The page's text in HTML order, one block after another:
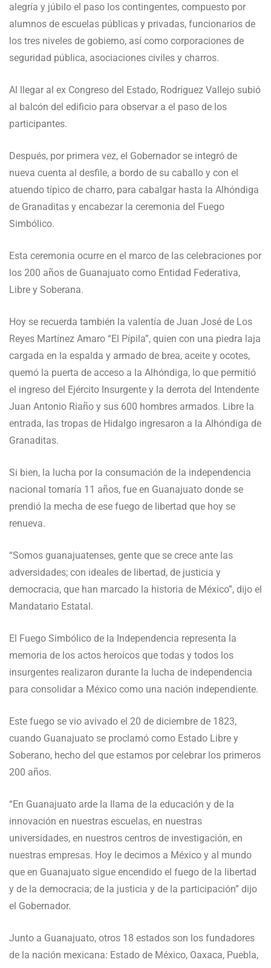
alegría y júbilo el paso los contingentes, compuesto por
alumnos de escuelas públicas y privadas, funcionarios de
los tres niveles de gobierno, así como corporaciones de
seguridad pública, asociaciones civiles y charros.
Al llegar al ex Congreso del Estado, Rodríguez Vallejo subió
al balcón del edificio para observar a el paso de los
participantes.
Después, por primera vez, el Gobernador se integró de
nueva cuenta al desfile, a bordo de su caballo y con el
atuendo típico de charro, para cabalgar hasta la Alhóndiga
de Granaditas y encabezar la ceremonia del Fuego
Simbólico.
Esta ceremonia ocurre en el marco de las celebraciones por
los 200 años de Guanajuato como Entidad Federativa,
Libre y Soberana.
Hoy se recuerda también la valentía de Juan José de Los
Reyes Martínez Amaro “El Pípila”, quien con una piedra laja
cargada en la espalda y armado de brea, aceite y ocotes,
quemó la puerta de acceso a la Alhóndiga, lo que permitió
el ingreso del Ejército Insurgente y la derrota del Intendente
Juan Antonio Riaño y sus 600 hombres armados. Libre la
entrada, las tropas de Hidalgo ingresaron a la Alhóndiga de
Granaditas.
Si bien, la lucha por la consumación de la independencia
nacional tomaría 11 años, fue en Guanajuato donde se
prendió la mecha de ese fuego de libertad que hoy se
renueva.
“Somos guanajuatenses, gente que se crece ante las
adversidades; con ideales de libertad, de justicia y
democracia, que han marcado la historia de México”, dijo el
Mandatario Estatal.
El Fuego Simbólico de la Independencia representa la
memoria de los actos heroicos que todas y todos los
insurgentes realizaron durante la lucha de independencia
para consolidar a México como una nación independiente.
Este fuego se vio avivado el 20 de diciembre de 1823,
cuando Guanajuato se proclamó como Estado Libre y
Soberano, hecho del que estamos por celebrar los primeros
200 años.
“En Guanajuato arde la llama de la educación y de la
innovación en nuestras escuelas, en nuestras
universidades, en nuestros centros de investigación, en
nuestras empresas. Hoy le decimos a México y al mundo
que en Guanajuato sigue encendido el fuego de la libertad
y de la democracia; de la justicia y de la participación” dijo
el Gobernador.
Junto a Guanajuato, otros 18 estados son los fundadores
de la nación mexicana: Estado de México, Oaxaca, Puebla,